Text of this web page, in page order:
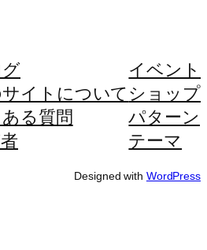
イトについて
る質問
イベント
ショップ
パターン
テーマ
Designed with WordPress